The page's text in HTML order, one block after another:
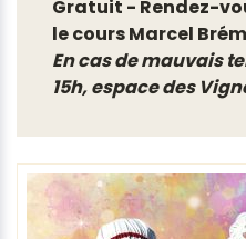
Gratuit - Rendez-
le cours Marcel
En cas de mauvais
15h, espace des